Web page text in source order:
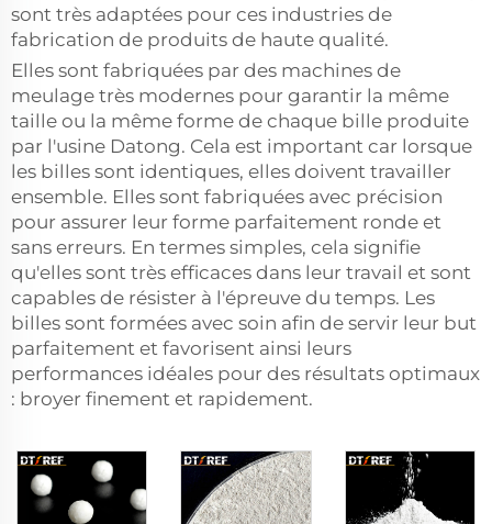
sont très adaptées pour ces industries de
fabrication de produits de haute qualité.
Elles sont fabriquées par des machines de
meulage très modernes pour garantir la même
taille ou la même forme de chaque bille produite
par l'usine Datong. Cela est important car lorsque
les billes sont identiques, elles doivent travailler
ensemble. Elles sont fabriquées avec précision
pour assurer leur forme parfaitement ronde et
sans erreurs. En termes simples, cela signifie
qu'elles sont très efficaces dans leur travail et sont
capables de résister à l'épreuve du temps. Les
billes sont formées avec soin afin de servir leur but
parfaitement et favorisent ainsi leurs
performances idéales pour des résultats optimaux
: broyer finement et rapidement.